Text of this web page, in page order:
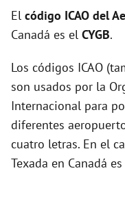
El código ICAO del
Canadá es el CYGB.
Los códigos ICAO
son usados por la
Internacional para
diferentes
cuatro letras. En el
Texada en Canadá